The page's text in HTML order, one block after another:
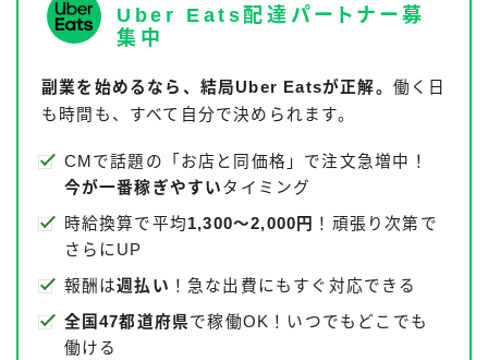
Uber Eats配達パートナー募
集中
副業を始めるなら、結局Uber Eatsが正解。 働く日
も時間も、すべて自分で決められます。
CMで話題の「お店と同価格」で注文急増中！
今が一番稼ぎやすいタイミング
時給換算で平均1,300〜2,000円
！頑張り次第で
さらにUP
報酬は週払い ！急な出費にもすぐ対応できる
全国47都道府県で稼働OK！いつでもどこでも
働ける